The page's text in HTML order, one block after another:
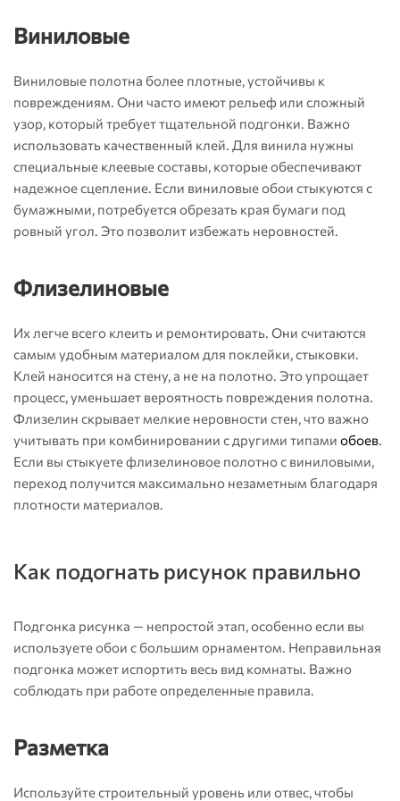
Виниловые
Виниловые полотна более плотные, устойчивы к
повреждениям. Они часто имеют рельеф или сложный
узор, который требует тщательной подгонки. Важно
использовать качественный клей. Для винила нужны
специальные клеевые составы, которые обеспечивают
надежное сцепление. Если виниловые обои стыкуются с
бумажными, потребуется обрезать края бумаги под
ровный угол. Это позволит избежать неровностей.
Флизелиновые
Их легче всего клеить и ремонтировать. Они считаются
самым удобным материалом для поклейки, стыковки.
Клей наносится на стену, а не на полотно. Это упрощает
процесс, уменьшает вероятность повреждения полотна.
Флизелин скрывает мелкие неровности стен, что важно
учитывать при комбинировании с другими типами обоев.
Если вы стыкуете флизелиновое полотно с виниловыми,
переход получится максимально незаметным благодаря
плотности материалов.
Как подогнать рисунок правильно
Подгонка рисунка — непростой этап, особенно если вы
используете обои с большим орнаментом. Неправильная
подгонка может испортить весь вид комнаты. Важно
соблюдать при работе определенные правила.
Разметка
Используйте строительный уровень или отвес, чтобы